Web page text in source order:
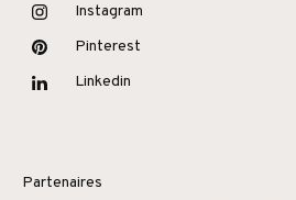
Instagram
Pinterest
Linkedin
Partenaires